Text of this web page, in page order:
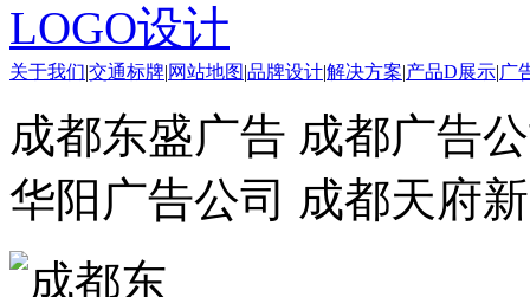
LOGO设计
关于我们|交通标牌|网站地图|品牌设计|解决方案|产品D展示|广
成都东盛广告 成都广告
华阳广告公司 成都天府